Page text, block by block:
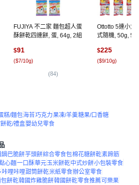
FUJIYA 不二家 麵包超人蛋
酥餅乾四連餅, 蛋, 64g, 2組
$91
($7/10g)
(84)
Ottotto 5連小魚
式隨機, 50g, 5條
$225
($9/10g)
糕/麵包海苔巧克力果凍/羊羹糖果/口香糖
餅乾/禮盒嬰幼兒零食
鍋巴脆餅芋頭餅綜合零食包棉花糖餅乾素蹄筋
心麵一口酥華元玉米餅乾中式炒餅小包裝零食
咔哩咔哩甜筒餅乾米紙零食辦公室零食
餅乾韓國炸雞脆餅韓國餅乾零食推薦 可樂果